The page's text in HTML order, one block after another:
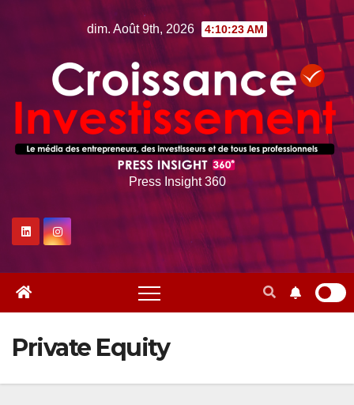
dim. Août 9th, 2026 4:10:25 AM
Press Insight 360
Private Equity